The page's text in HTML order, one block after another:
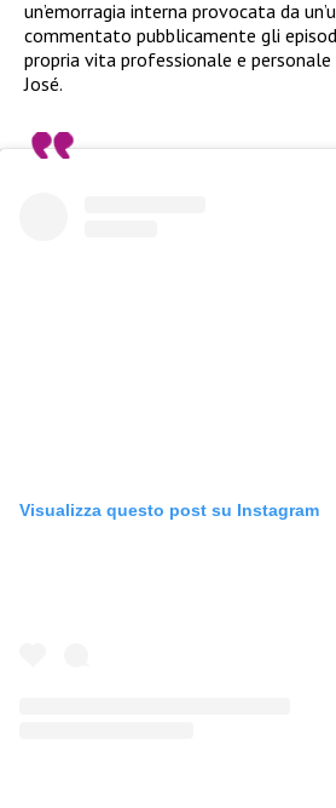
un’emorragia interna provocata da
commentato pubblicamente gli
propria vita professionale e
José.
Visualizza questo post su Instagram